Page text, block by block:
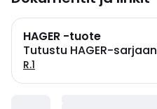
HAGER -tuote
Tutustu HAGER-sarjaan
R.1